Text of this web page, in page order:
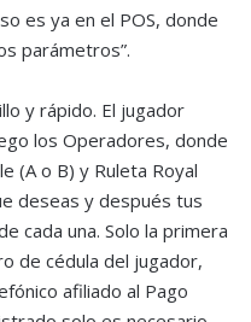
es ya en el POS, donde
parámetros”.
y rápido. El jugador
los Operadores, donde
(A o B) y Ruleta Royal
deseas y después tus
cada una. Solo la primera
de cédula del jugador,
afiliado al Pago